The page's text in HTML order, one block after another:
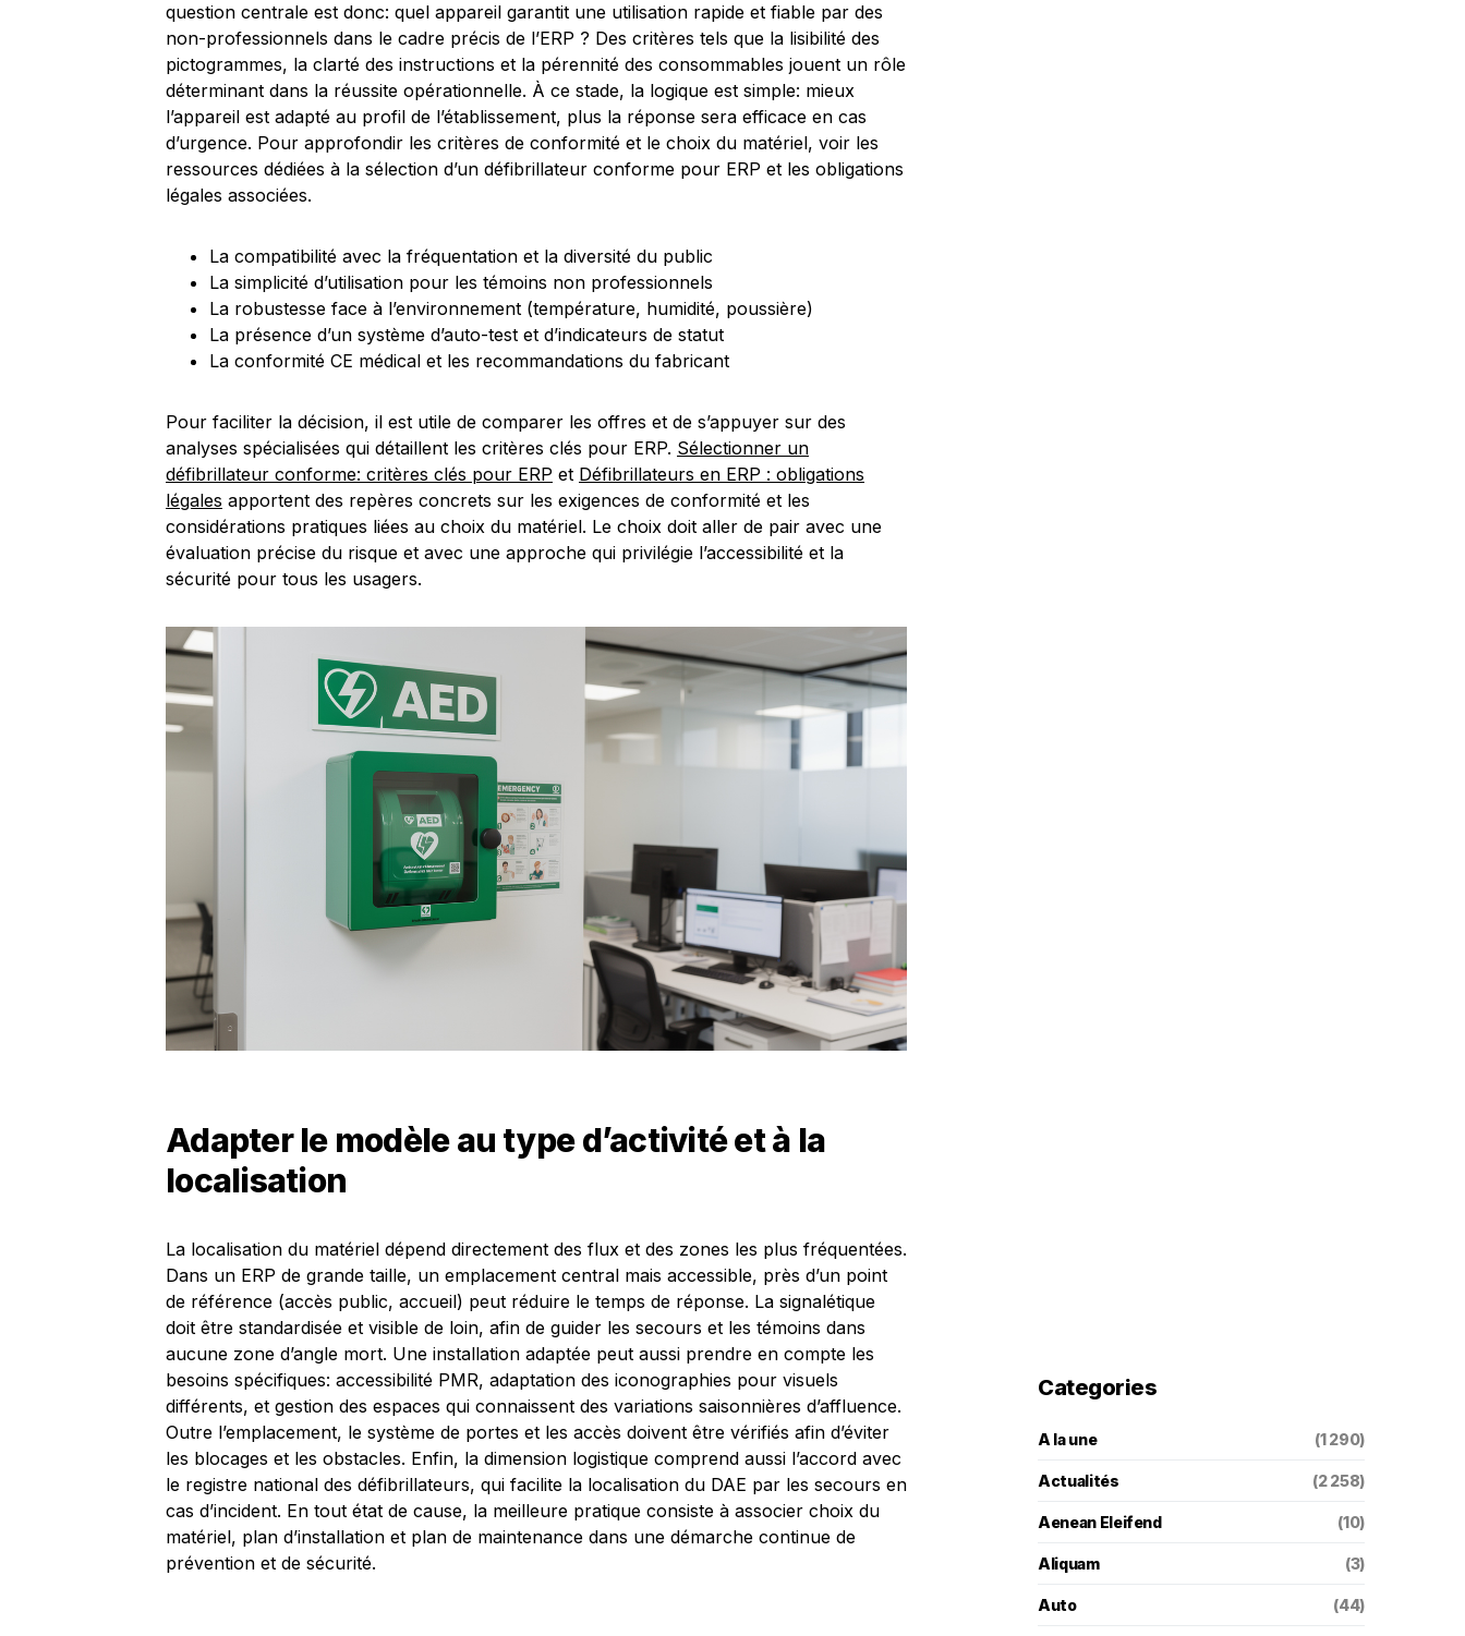
question centrale est donc: quel appareil garantit une utilisation rapide et fiable par des
non-professionnels dans le cadre précis de l’ERP ? Des critères tels que la lisibilité des
pictogrammes, la clarté des instructions et la pérennité des consommables jouent un rôle
déterminant dans la réussite opérationnelle. À ce stade, la logique est simple: mieux
l’appareil est adapté au profil de l’établissement, plus la réponse sera efficace en cas
d’urgence. Pour approfondir les critères de conformité et le choix du matériel, voir les
ressources dédiées à la sélection d’un défibrillateur conforme pour ERP et les obligations
légales associées.
La compatibilité avec la fréquentation et la diversité du public
La simplicité d’utilisation pour les témoins non professionnels
La robustesse face à l’environnement (température, humidité, poussière)
La présence d’un système d’auto-test et d’indicateurs de statut
La conformité CE médical et les recommandations du fabricant
Pour faciliter la décision, il est utile de comparer les offres et de s’appuyer sur des
analyses spécialisées qui détaillent les critères clés pour ERP. Sélectionner un
défibrillateur conforme: critères clés pour ERP et Défibrillateurs en ERP : obligations
légales apportent des repères concrets sur les exigences de conformité et les
considérations pratiques liées au choix du matériel. Le choix doit aller de pair avec une
évaluation précise du risque et avec une approche qui privilégie l’accessibilité et la
sécurité pour tous les usagers.
Adapter le modèle au type d’activité et à la
localisation
La localisation du matériel dépend directement des flux et des zones les plus fréquentées.
Dans un ERP de grande taille, un emplacement central mais accessible, près d’un point
de référence (accès public, accueil) peut réduire le temps de réponse. La signalétique
doit être standardisée et visible de loin, afin de guider les secours et les témoins dans
aucune zone d’angle mort. Une installation adaptée peut aussi prendre en compte les
besoins spécifiques: accessibilité PMR, adaptation des iconographies pour visuels
différents, et gestion des espaces qui connaissent des variations saisonnières d’affluence.
Outre l’emplacement, le système de portes et les accès doivent être vérifiés afin d’éviter
les blocages et les obstacles. Enfin, la dimension logistique comprend aussi l’accord avec
le registre national des défibrillateurs, qui facilite la localisation du DAE par les secours en
cas d’incident. En tout état de cause, la meilleure pratique consiste à associer choix du
matériel, plan d’installation et plan de maintenance dans une démarche continue de
prévention et de sécurité.
Categories
A la une (1 290)
Actualités (2 258)
Aenean Eleifend (10)
Aliquam (3)
Auto (44)